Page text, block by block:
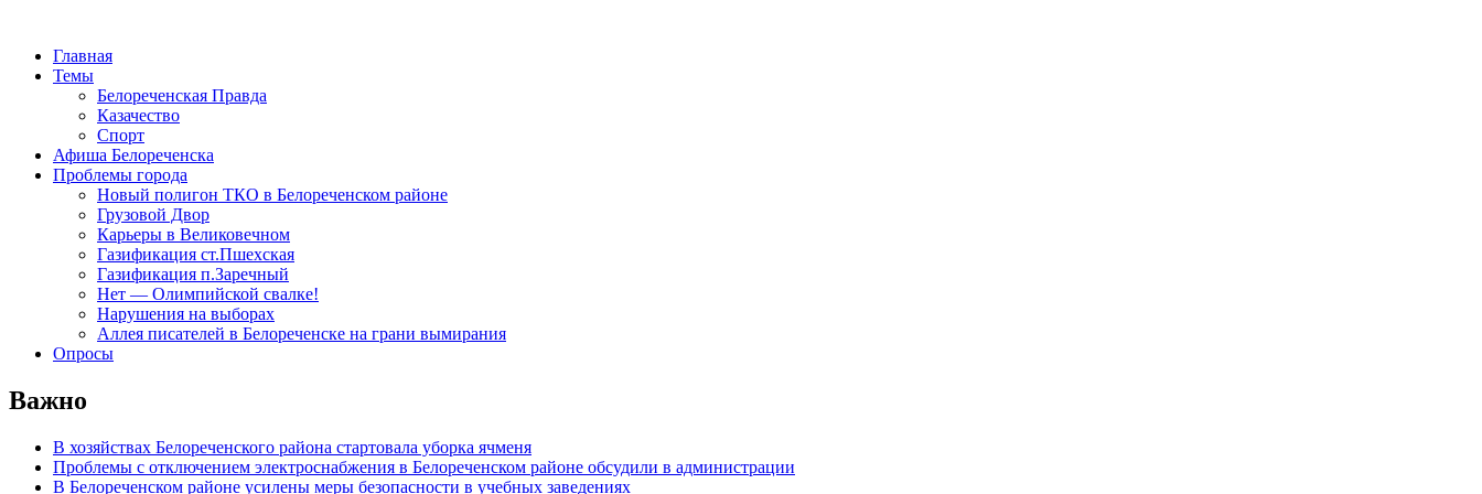
Главная
Темы
Белореченская Правда
Казачество
Спорт
Афиша Белореченска
Проблемы города
Новый полигон ТКО в Белореченском районе
Грузовой Двор
Карьеры в Великовечном
Газификация ст.Пшехская
Газификация п.Заречный
Нет — Олимпийской свалке!
Нарушения на выборах
Аллея писателей в Белореченске на грани вымирания
Опросы
Важно
В хозяйствах Белореченского района стартовала уборка ячменя
Проблемы с отключением электроснабжения в Белореченском районе обсудили в администрации
В Белореченском районе усилены меры безопасности в учебных заведениях